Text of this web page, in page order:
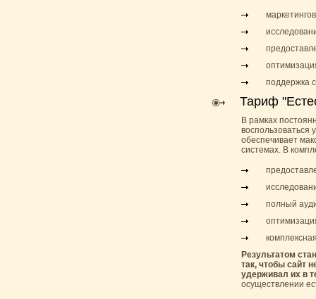
поддержка
Тариф
В рамках
воспользоваться
обеспечивает
системах. В
полный
Результатом
так, чтобы сайт
удерживал их в
осуществлении